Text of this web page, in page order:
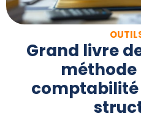
Grand livre
méthode
comptabilité